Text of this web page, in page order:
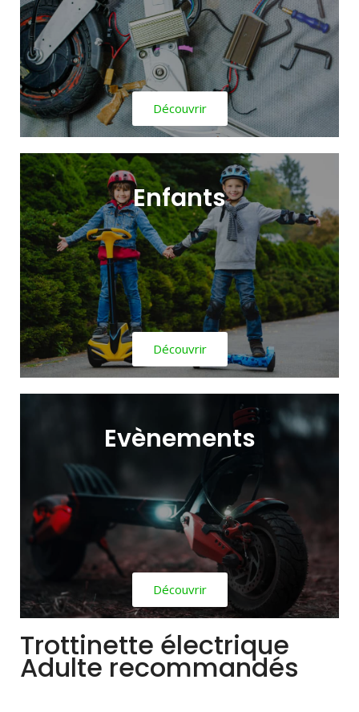
Découvrir
Enfants​
Découvrir
Evènements​
Découvrir
Trottinette électrique
Adulte recommandés